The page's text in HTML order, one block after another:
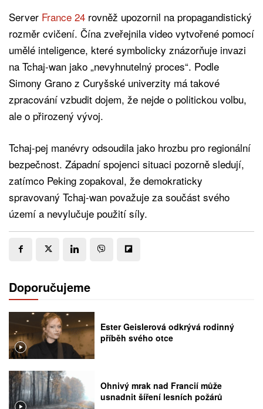
Server France 24 rovněž upozornil na propagandistický
rozměr cvičení. Čína zveřejnila video vytvořené pomocí
umělé inteligence, které symbolicky znázorňuje invazi
na Tchaj-wan jako „nevyhnutelný proces“. Podle
Simony Grano z Curyšské univerzity má takové
zpracování vzbudit dojem, že nejde o politickou volbu,
ale o přirozený vývoj.
Tchaj-pej manévry odsoudila jako hrozbu pro regionální
bezpečnost. Západní spojenci situaci pozorně sledují,
zatímco Peking zopakoval, že demokraticky
spravovaný Tchaj-wan považuje za součást svého
území a nevylučuje použití síly.
Doporučujeme
Ester Geislerová odkrývá rodinný
příběh svého otce
Ohnivý mrak nad Francií může
usnadnit šíření lesních požárů